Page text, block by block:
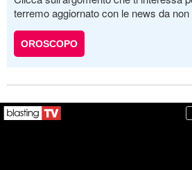
terremo aggiornato con le news da non
OROSCOPO